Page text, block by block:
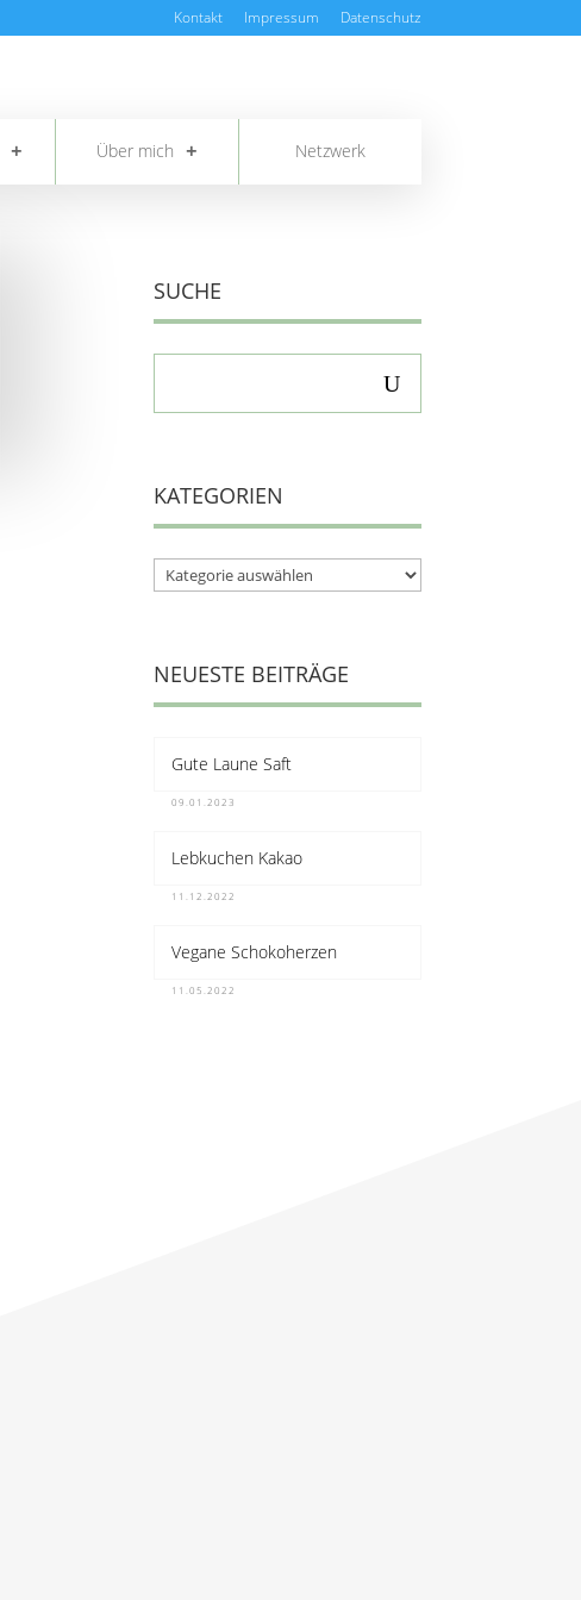
Kontakt Impressum Datenschutz
Über mich Netzwerk
SUCHE
KATEGORIEN
Kategorien
NEUESTE BEITRÄGE
Gute Laune Saft
09.01.2023
Lebkuchen Kakao
11.12.2022
Vegane Schokoherzen
11.05.2022